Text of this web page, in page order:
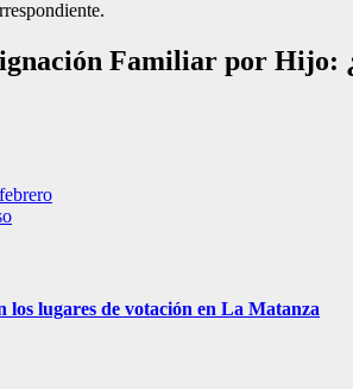
Familiar por Hijo:
lugares de votación en La Matanza